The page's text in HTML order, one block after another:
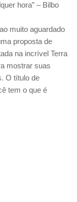
hora” – Bilbo
muito aguardado
proposta de
na incrível Terra
mostrar suas
O título de
tem o que é